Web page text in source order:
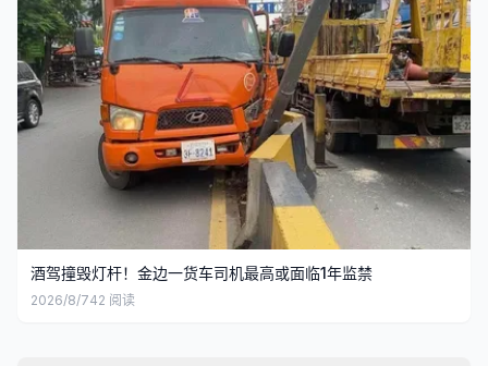
酒驾撞毁灯杆！金边一货车司机最高或面临1年监禁
2026/8/742 阅读